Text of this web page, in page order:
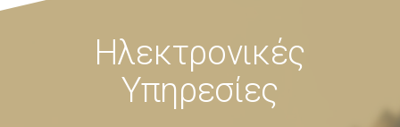
Ηλεκτρονικές
Υπηρεσίες